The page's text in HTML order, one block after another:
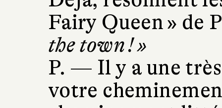
Fairy Queen » de
the town ! »
P. — Il y a une
votre